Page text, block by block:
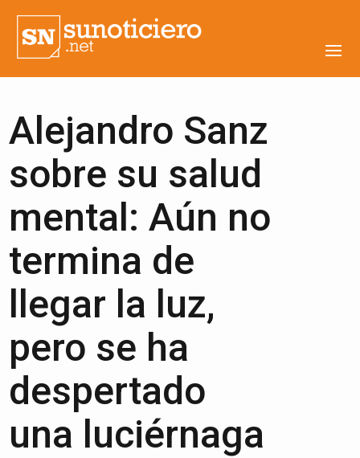
Alejandro Sanz
sobre su salud
mental: Aún no
termina de
llegar la luz,
pero se ha
despertado
una luciérnaga